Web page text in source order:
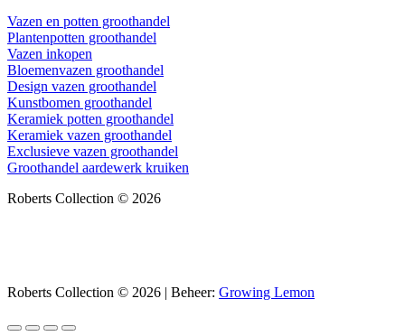
Vazen en potten groothandel
Plantenpotten groothandel
Vazen inkopen
Bloemenvazen groothandel
Design vazen groothandel
Kunstbomen groothandel
Keramiek potten groothandel
Keramiek vazen groothandel
Exclusieve vazen groothandel
Groothandel aardewerk kruiken
Roberts Collection © 2026
Roberts Collection © 2026 | Beheer: Growing Lemon